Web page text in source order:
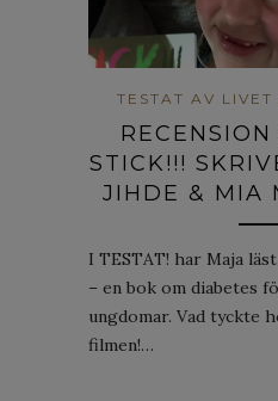
TESTAT AV
STICK!!!
JIHDE & MIA
I TESTAT! har Maja
– en bok om diabetes
ungdomar. Vad tyckte
filmen!…